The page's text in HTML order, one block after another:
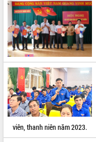
VIDEO
Không có file video nào để phát.
ALBUM ẢNH
viên, thanh niên năm 2023.